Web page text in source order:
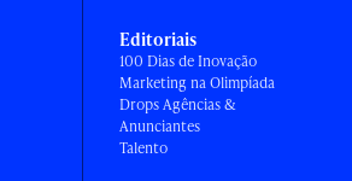
Editoriais
100 Dias de Inovação
Marketing na Olimpíada
Drops Agências &
Anunciantes
Talento